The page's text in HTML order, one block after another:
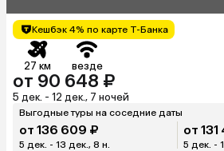
Кешбэк 4% по карте Т-Банка
27 км везде
от 90 648 ₽
5 дек. - 12 дек., 7 ночей
Выгодные туры на соседние даты
от 136 609 ₽
5 дек. - 13 дек., 8 н.
от
5 дек. -